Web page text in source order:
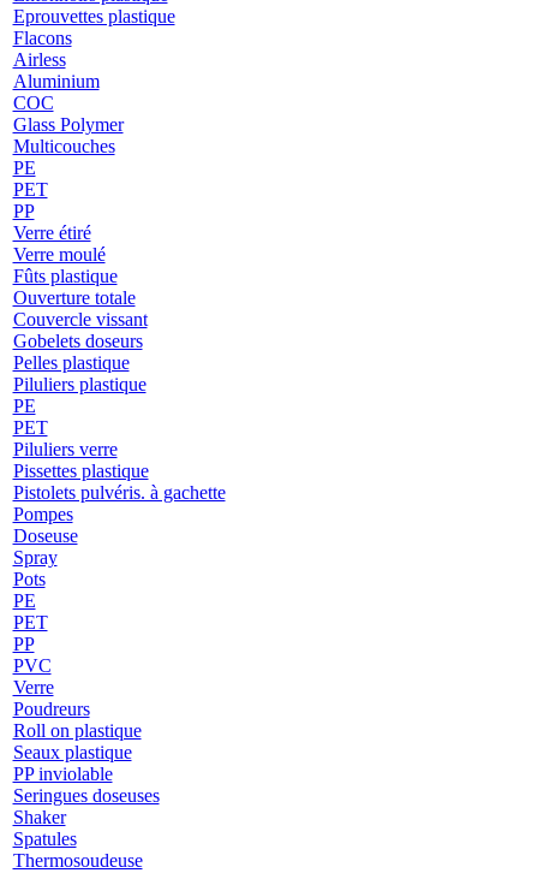
Eprouvettes plastique
Flacons
Airless
Aluminium
COC
Glass Polymer
Multicouches
PE
PET
PP
Verre étiré
Verre moulé
Fûts plastique
Ouverture totale
Couvercle vissant
Gobelets doseurs
Pelles plastique
Piluliers plastique
PE
PET
Piluliers verre
Pissettes plastique
Pistolets pulvéris. à gachette
Pompes
Doseuse
Spray
Pots
PE
PET
PP
PVC
Verre
Poudreurs
Roll on plastique
Seaux plastique
PP inviolable
Seringues doseuses
Shaker
Spatules
Thermosoudeuse